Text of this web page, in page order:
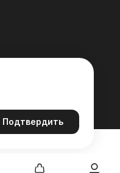
Подтвердить